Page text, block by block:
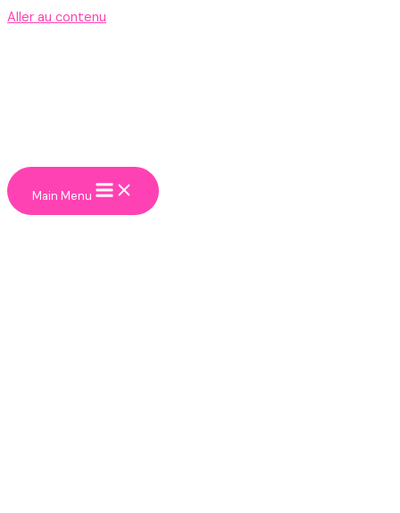
Aller au contenu
Main Menu